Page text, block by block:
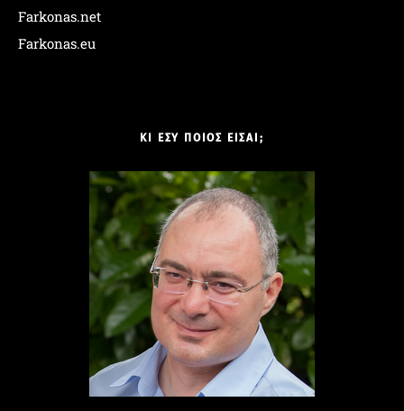
Farkonas.net
Farkonas.eu
ΚΙ ΕΣΥ ΠΟΙΟΣ ΕΙΣΑΙ;